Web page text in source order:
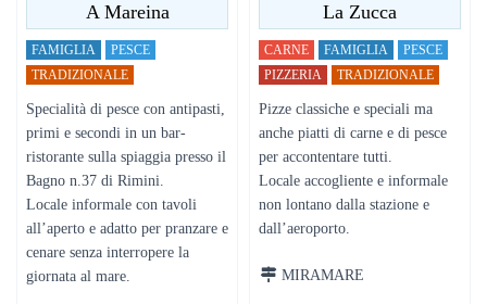
A Mareina
FAMIGLIA
PESCE
TRADIZIONALE
Specialità di pesce con antipasti,
primi e secondi in un bar-
ristorante sulla spiaggia presso il
Bagno n.37 di Rimini.
Locale informale con tavoli
all’aperto e adatto per pranzare e
cenare senza interropere la
giornata al mare.
La Zucca
CARNE FAMIGLIA
PESCE
PIZZERIA
TRADIZIONALE
Pizze classiche e speciali ma
anche piatti di carne e di pesce
per accontentare tutti.
Locale accogliente e informale
non lontano dalla stazione e
dall’aeroporto.
MIRAMARE